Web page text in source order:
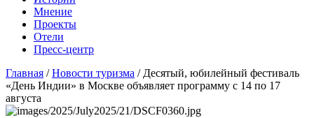
Мнение
Проекты
Отели
Пресс-центр
Главная /Новости туризма / Десятый, юбилейный фестиваль
«День Индии» в Москве объявляет программу с 14 по 17
августа